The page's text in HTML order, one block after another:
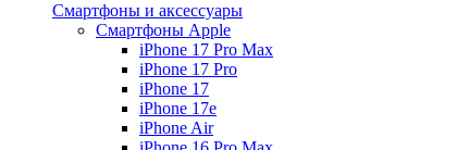
Смартфоны и аксессуары
Смартфоны Apple
iPhone 17 Pro Max
iPhone 17 Pro
iPhone 17
iPhone 17e
iPhone Air